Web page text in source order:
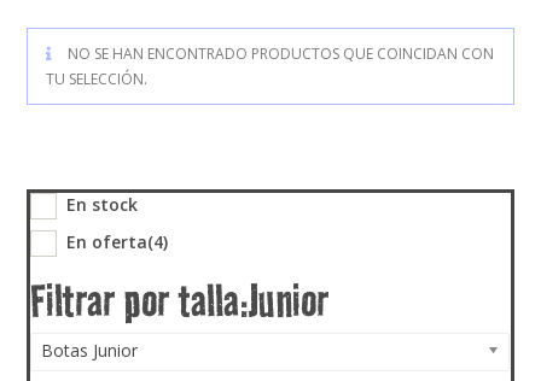
NO SE HAN ENCONTRADO PRODUCTOS QUE COINCIDAN CON
TU SELECCIÓN.
En stock
En oferta(4)
Botas Junior